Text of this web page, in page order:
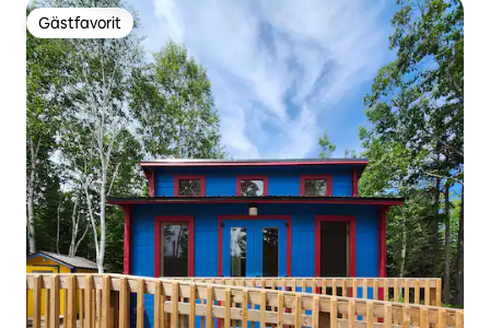
Gästfavorit
Gästfavorit